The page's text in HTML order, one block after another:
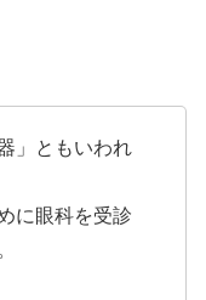
」ともいわれ
に眼科を受診